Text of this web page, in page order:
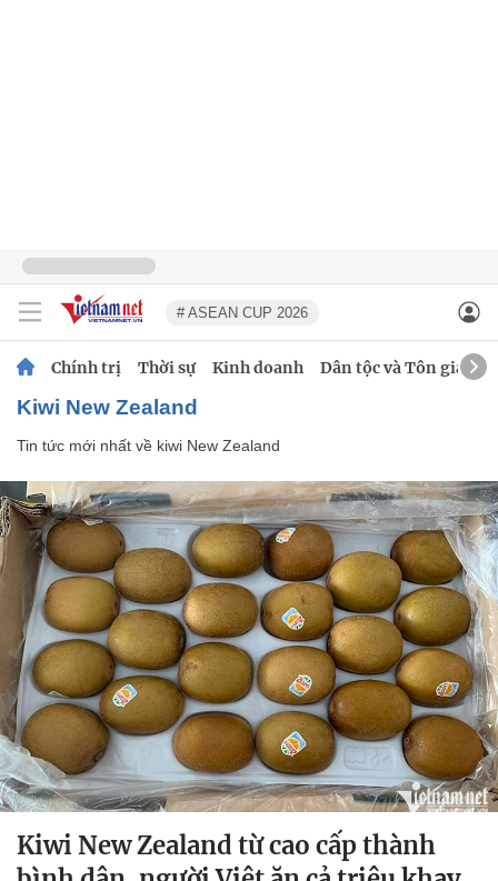
# ASEAN CUP 2026
Chính trị Thời sự Kinh doanh Dân tộc và Tôn giáo
kiwi New Zealand
Tin tức mới nhất về kiwi New Zealand
Kiwi New Zealand từ cao cấp thành